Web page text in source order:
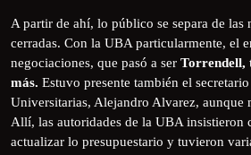
A partir de ahí, lo público se separa de las
cerradas. Con la UBA particularmente, el
negociaciones, que pasó a ser Torrendell,
más. Estuvo presente también el
Universitarias, Alejandro Alvarez, aunque
Allí, las autoridades de la UBA insistieron
actualizar lo presupuestario y tuvieron